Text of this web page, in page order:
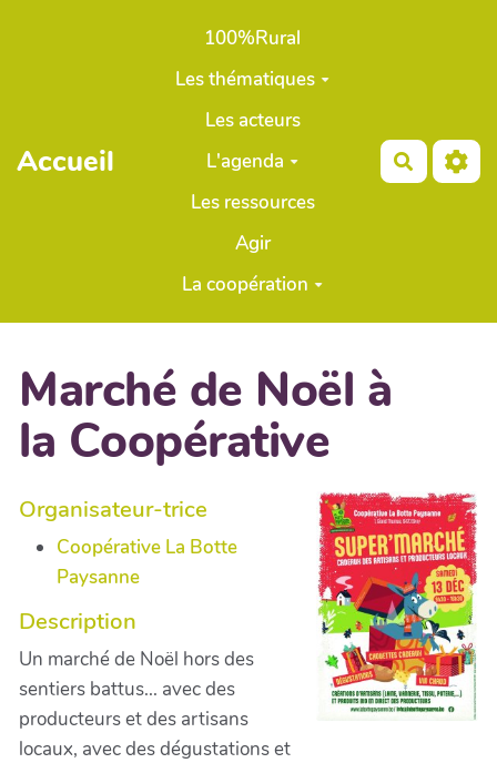
Aller au contenu principal
Accueil
100%Rural
Les thématiques
Les acteurs
L'agenda
Les ressources
Agir
La coopération
Marché de Noël à
la Coopérative
Organisateur-trice
Coopérative La Botte
Paysanne
Description
Un marché de Noël hors des
sentiers battus... avec des
producteurs et des artisans
locaux, avec des dégustations et